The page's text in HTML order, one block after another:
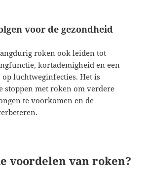
voor de gezondheid
roken ook leiden tot
kortademigheid en een
luchtweginfecties. Het is
stoppen met roken om verdere
te voorkomen en de
voordelen van roken?